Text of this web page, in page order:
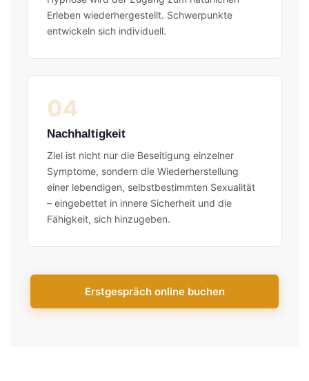
Erleben wiederhergestellt. Schwerpunkte
entwickeln sich individuell.
04
Nachhaltigkeit
Ziel ist nicht nur die Beseitigung einzelner
Symptome, sondern die Wiederherstellung
einer lebendigen, selbstbestimmten Sexualität
– eingebettet in innere Sicherheit und die
Fähigkeit, sich hinzugeben.
Erstgespräch online buchen